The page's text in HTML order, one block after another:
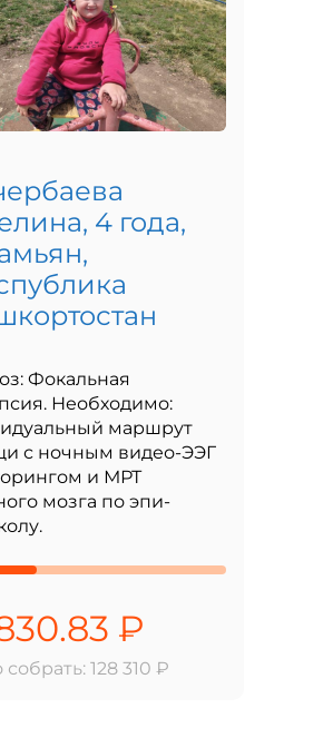
4 года,
Фокальная
Необходимо:
маршрут
с ночным видео-ЭЭГ
и МРТ
мозга по эпи-
₽
128 310 ₽